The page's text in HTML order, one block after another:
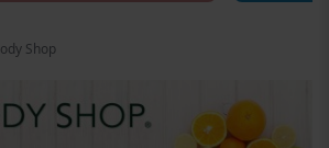
Shop